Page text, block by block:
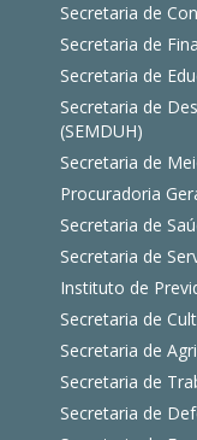
Secretaria de
Secretaria de
Secretaria de
Secretaria de
(SEMDUH)
Secretaria de
Procuradoria
Secretaria de
Secretaria de
Instituto de
Secretaria de
Secretaria de
Secretaria de
Secretaria de